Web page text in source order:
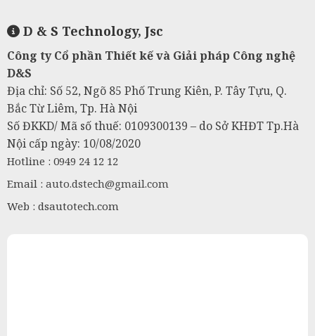
D & S Technology, Jsc
Công ty Cổ phần Thiết kế và Giải pháp Công nghệ
D&S
Địa chỉ: Số 52, Ngõ 85 Phố Trung Kiên, P. Tây Tựu, Q.
Bắc Từ Liêm, Tp. Hà Nội
Số ĐKKD/ Mã số thuế: 0109300139 – do Sở KHĐT Tp.Hà
Nội cấp ngày: 10/08/2020
Hotline : 0949 24 12 12
Email : auto.dstech@gmail.com
Web : dsautotech.com